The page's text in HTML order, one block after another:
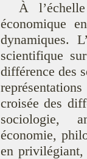
À
économique
dynamiques.
scientifique
différence des
croisée des
sociologie,
économie,
en